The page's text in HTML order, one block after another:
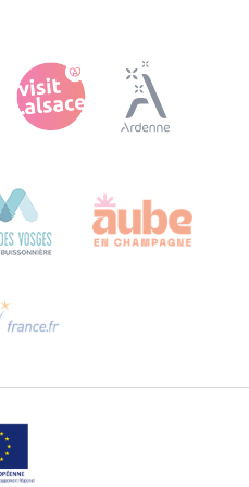
Grand Est
e-mail